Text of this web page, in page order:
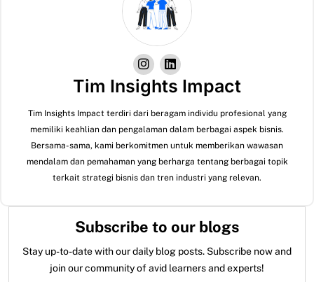
Tim Insights Impact
Tim Insights Impact terdiri dari beragam individu profesional yang
memiliki keahlian dan pengalaman dalam berbagai aspek bisnis.
Bersama-sama, kami berkomitmen untuk memberikan wawasan
mendalam dan pemahaman yang berharga tentang berbagai topik
terkait strategi bisnis dan tren industri yang relevan.
Subscribe to our blogs
Stay up-to-date with our daily blog posts. Subscribe now and
join our community of avid learners and experts!